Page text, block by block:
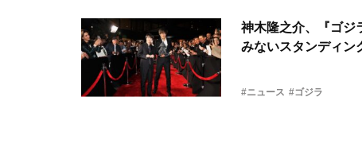
神木隆之介、『ゴジ
みないスタンディン
#ニュース #ゴジラ